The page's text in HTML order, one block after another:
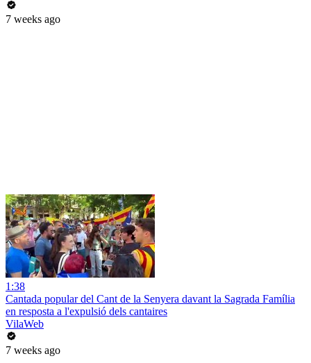
7 weeks ago
1:38
Cantada popular del Cant de la Senyera davant la Sagrada Família
en resposta a l'expulsió dels cantaires
VilaWeb
7 weeks ago